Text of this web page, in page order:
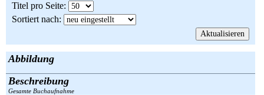
Schlagwörter
Suchergebnisse
AGB
Widerruf
Über uns
Titel pro Seite:
Sortiert nach:
Abbildung
Beschreibung
Gesamte Buchaufnahme